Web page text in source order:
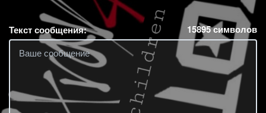
Текст сообщения: 15895символов